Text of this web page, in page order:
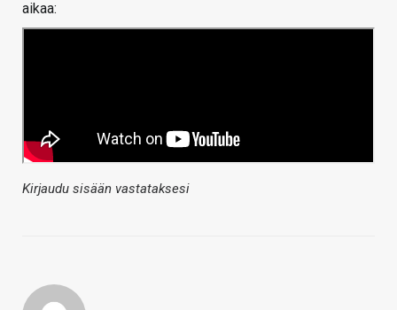
aikaa:
Kirjaudu sisään vastataksesi